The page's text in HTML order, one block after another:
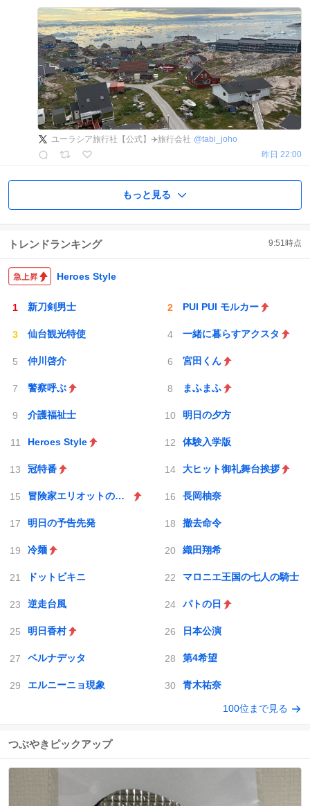
ユーラシア旅行社【公式】✈️旅行会社 @tabi_joho
昨日 22:00
もっと見る
トレンドランキング 9:51時点
Heroes Style
新刀剣男士 PUI PUI モルカー
仙台観光特使 一緒に暮らすアクスタ
仲川啓介 宮田くん
警察呼ぶ まふまふ
介護福祉士 明日の夕方
Heroes Style 体験入学版
冠特番 大ヒット御礼舞台挨拶
冒険家エリオットの千年物語 長岡柚奈
明日の予告先発 撤去命令
冷麺 織田翔希
ドットビキニ マロニエ王国の七人の騎士
逆走台風 パトの日
明日香村 日本公演
ベルナデッタ 第4希望
エルニーニョ現象 青木祐奈
100位まで見る
つぶやきピックアップ